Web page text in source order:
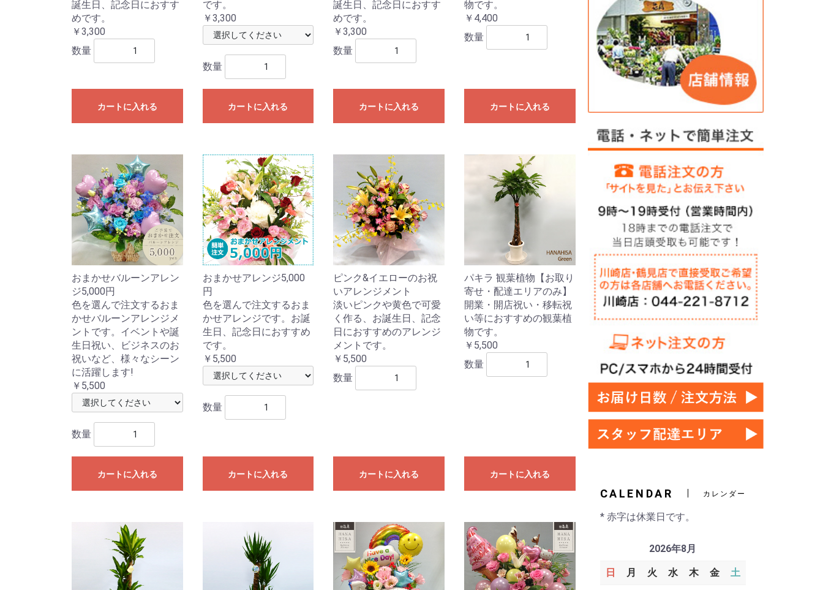
誕生日、記念日におすす
めです。
￥3,300
数量
カートに入れる
です。
￥3,300
数量
カートに入れる
誕生日、記念日におすす
めです。
￥3,300
数量
カートに入れる
物です。
￥4,400
数量
カートに入れる
おまかせバルーンアレン
ジ5,000円
色を選んで注文するおま
かせバルーンアレンジメ
ントです。イベントや誕
生日祝い、ビジネスのお
祝いなど、様々なシーン
に活躍します!
￥5,500
数量
カートに入れる
おまかせアレンジ5,000
円
色を選んで注文するおま
かせアレンジです。お誕
生日、記念日におすすめ
です。
￥5,500
数量
カートに入れる
ピンク&イエローのお祝
いアレンジメント
淡いピンクや黄色で可愛
く作る、お誕生日、記念
日におすすめのアレンジ
メントです。
￥5,500
数量
カートに入れる
パキラ 観葉植物【お取り
寄せ・配達エリアのみ】
開業・開店祝い・移転祝
い等におすすめの観葉植
物です。
￥5,500
数量
カートに入れる
CALENDAR カレンダー
* 赤字は休業日です。
2026年8月
日 月 火 水 木 金 土